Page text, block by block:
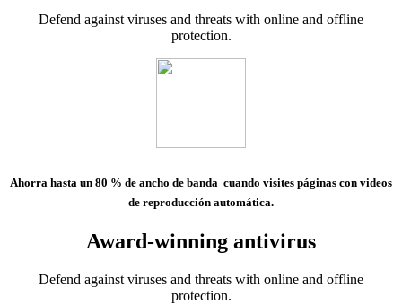
Defend against viruses and threats with online and offline
protection.
Ahorra hasta un 80 % de ancho de banda cuando visites páginas con videos
de reproducción automática.
Award-winning antivirus
Defend against viruses and threats with online and offline
protection.